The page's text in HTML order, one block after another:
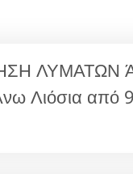
ΛΥΜΑΤΩΝ
Λιόσια από